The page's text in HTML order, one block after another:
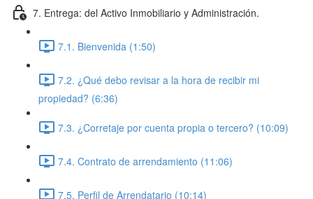
7. Entrega: del Activo Inmobiliario y Administración.
7.1. Bienvenida (1:50)
7.2. ¿Qué debo revisar a la hora de recibir mi
propiedad? (6:36)
7.3. ¿Corretaje por cuenta propia o tercero? (10:09)
7.4. Contrato de arrendamiento (11:06)
7.5. Perfil de Arrendatario (10:14)